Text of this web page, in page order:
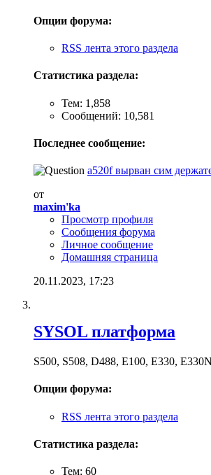
Опции форума:
RSS лента этого раздела
Статистика раздела:
Тем: 1,858
Сообщений: 10,581
Последнее сообщение:
a520f вырван сим
от
maxim'ka
Просмотр профиля
Сообщения форума
Личное сообщение
Домашняя страница
20.11.2023, 17:23
SYSOL платформа
S500, S508, D488, E100, E330,
Опции форума:
RSS лента этого раздела
Статистика раздела:
Тем: 60